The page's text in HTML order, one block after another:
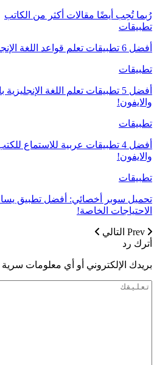
رُبما تُحِب أيضًا مقالات أكثر من الكاتب
تطبيقات
أفضل 6 تطبيقات تعلم قواعد اللغة الإنجليزية للاندرويد!
تطبيقات
أفضل 5 تطبيقات تعلم اللغة
والايفون!
تطبيقات
أفضل 4 تطبيقات عربية للاستماع
والايفون!
تطبيقات
تحميل سوبر أخصائي: أفضل تطبيق
الاحتياجات الخاصة!
التالي
أترك رد
بريدك الإلكتروني أو أي معلومات